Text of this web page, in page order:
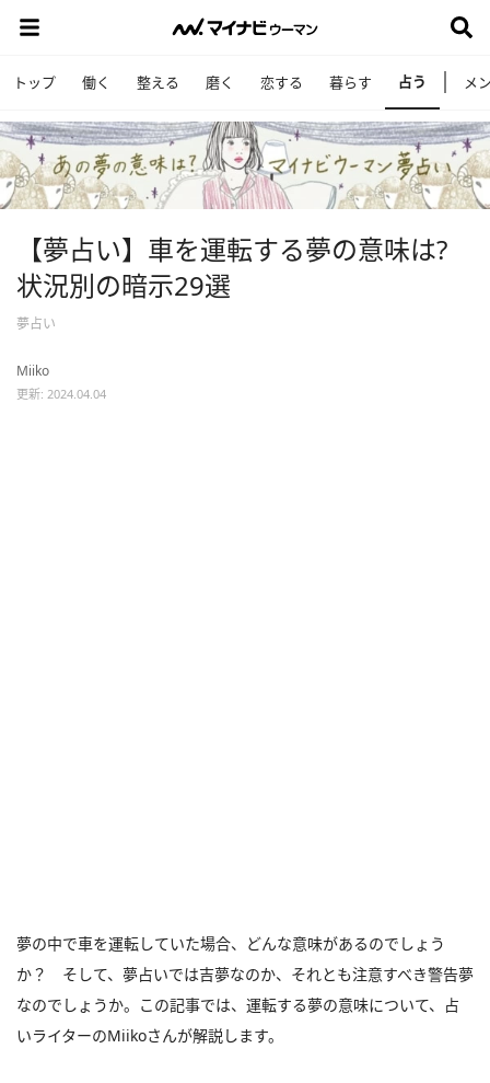
トップ 働く 整える 磨く 恋する 暮らす 占う メ
【夢占い】車を運転する夢の意味は?
状況別の暗示29選
夢占い
Miiko
更新: 2024.04.04
夢の中で車を運転していた場合、どんな意味があるのでしょう
か？ そして、夢占いでは吉夢なのか、それとも注意すべき警告夢
なのでしょうか。この記事では、運転する夢の意味について、占
いライターのMiikoさんが解説します。